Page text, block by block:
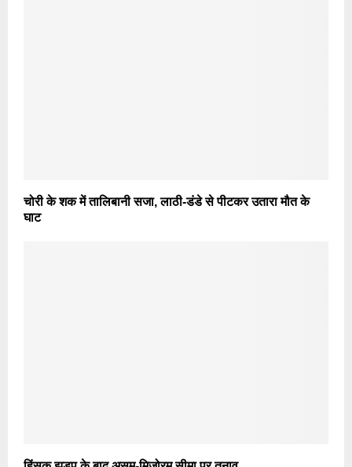
चोरी के शक में तालिबानी सजा, लाठी-डंडे से पीटकर उतारा मौत के
घाट